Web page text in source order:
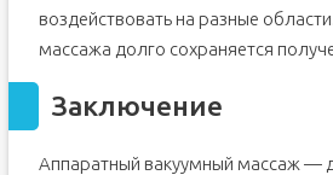
воздействовать на разные
массажа долго сохраняется
Заключение
Аппаратный вакуумный массаж —